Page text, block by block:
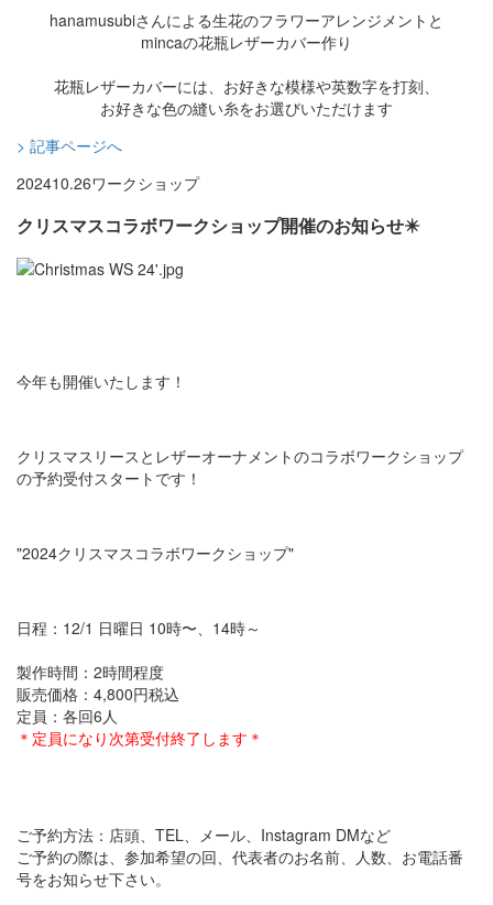
hanamusubiさんによる生花のフラワーアレンジメントと
mincaの花瓶レザーカバー作り
花瓶レザーカバーには、お好きな模様や英数字を打刻、
お好きな色の縫い糸をお選びいただけます
> 記事ページへ
202410.26ワークショップ
クリスマスコラボワークショップ開催のお知らせ✴️
今年も開催いたします！
クリスマスリースとレザーオーナメントのコラボワークショップ
の予約受付スタートです！
"2024クリスマスコラボワークショップ"
日程：12/1 日曜日 10時〜、14時～
製作時間：2時間程度
販売価格：4,800円税込
定員：各回6人
＊定員になり次第受付終了します＊
ご予約方法：店頭、TEL、メール、Instagram DMなど
ご予約の際は、参加希望の回、代表者のお名前、人数、お電話番
号をお知らせ下さい。